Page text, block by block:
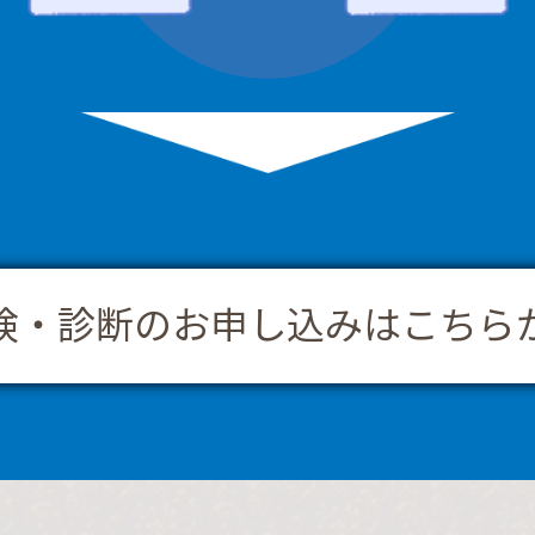
・診断のお申し込みはこちら